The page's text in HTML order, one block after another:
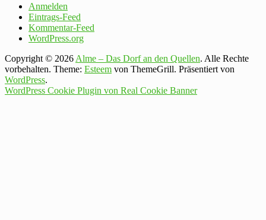
Anmelden
Eintrags-Feed
Kommentar-Feed
WordPress.org
Copyright © 2026 Alme – Das Dorf an den Quellen. Alle Rechte
vorbehalten. Theme: Esteem von ThemeGrill. Präsentiert von
WordPress.
WordPress Cookie Plugin von Real Cookie Banner